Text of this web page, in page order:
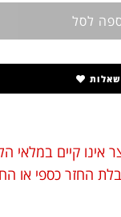
לסל
אינו קיים במלאי
החזר כספי או